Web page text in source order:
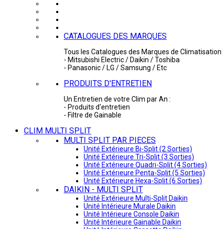
CATALOGUES DES MARQUES
Tous les Catalogues des Marques de Climatisation
- Mitsubishi Electric / Daikin / Toshiba
- Panasonic / LG / Samsung / Etc
PRODUITS D'ENTRETIEN
Un Entretien de votre Clim par An :
- Produits d'entretien
- Filtre de Gainable
CLIM MULTI SPLIT
MULTI SPLIT PAR PIECES
Unité Extérieure Bi-Split (2 Sorties)
Unité Extérieure Tri-Split (3 Sorties)
Unité Extérieure Quadri-Split (4 Sorties)
Unité Extérieure Penta-Split (5 Sorties)
Unité Extérieure Hexa-Split (6 Sorties)
DAIKIN - MULTI SPLIT
Unité Extérieure Multi-Split Daikin
Unité Intérieure Murale Daikin
Unité Intérieure Console Daikin
Unité Intérieure Gainable Daikin